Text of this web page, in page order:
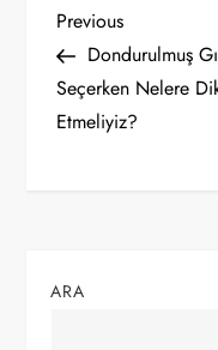
Y
a
z
e
Previous
Post
Previous
Dondurulmuş
Seçerken Nelere
Etmeliyiz?
ARA